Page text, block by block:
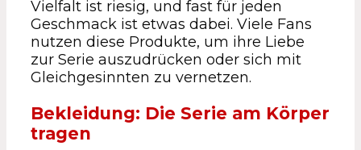
Vielfalt ist riesig, und fast für jeden
Geschmack ist etwas dabei. Viele Fans
nutzen diese Produkte, um ihre Liebe
zur Serie auszudrücken oder sich mit
Gleichgesinnten zu vernetzen.
Bekleidung: Die Serie am Körper
tragen